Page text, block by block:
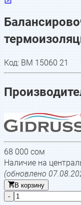
Код:BM 15060 21
68 000сом
Наличие на
(обновлено
В корзину
-